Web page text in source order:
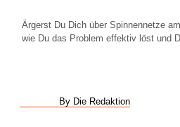
Ärgerst Du Dich über Spinnennetze
wie Du das Problem effektiv löst und
By Die Redaktion